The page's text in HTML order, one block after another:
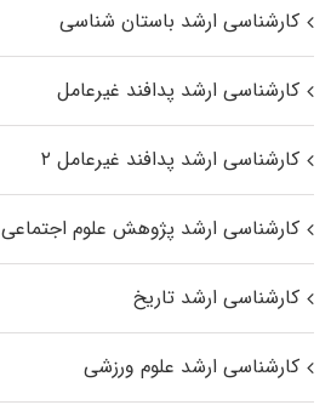
کارشناسی ارشد باستان شناسی
کارشناسی ارشد پدافند غیرعامل
کارشناسی ارشد پدافند غیرعامل ۲
کارشناسی ارشد پژوهش علوم اجتماعی
کارشناسی ارشد تاریخ
کارشناسی ارشد علوم ورزشی